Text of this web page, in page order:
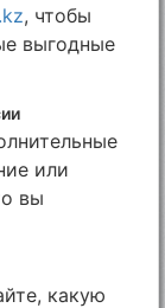
, чтобы
выгодные
или
вы
какую